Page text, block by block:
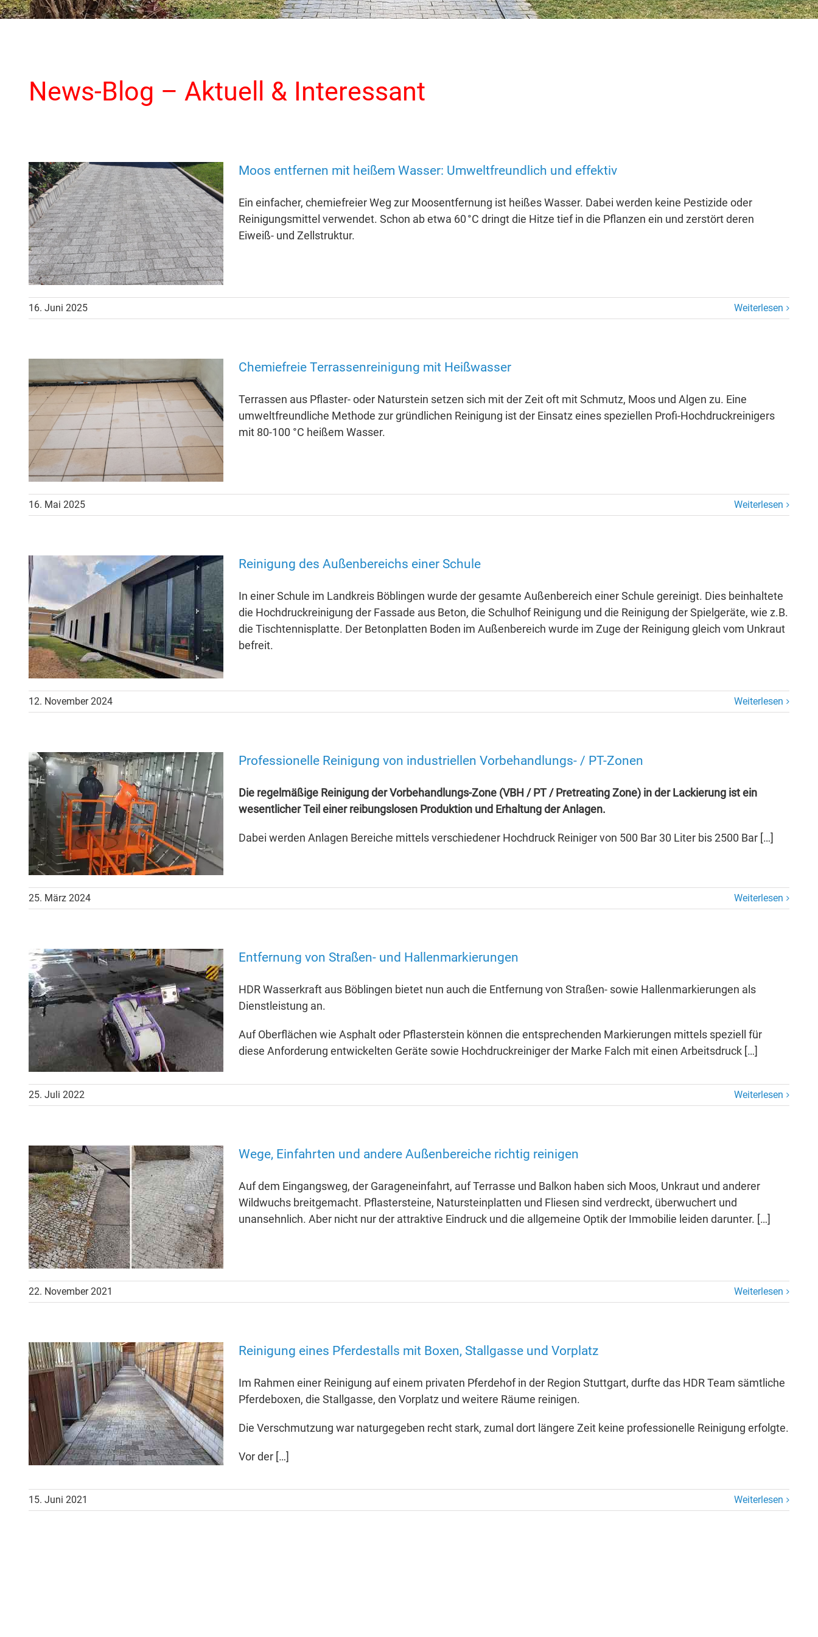
News-Blog – Aktuell & Interessant
Moos entfernen mit heißem Wasser: Umweltfreundlich und effektiv
Ein einfacher, chemiefreier Weg zur Moosentfernung ist heißes Wasser. Dabei werden keine Pestizide oder
Reinigungsmittel verwendet. Schon ab etwa 60 °C dringt die Hitze tief in die Pflanzen ein und zerstört deren
Eiweiß- und Zellstruktur.
16. Juni 2025 Weiterlesen
Chemiefreie Terrassenreinigung mit Heißwasser
Terrassen aus Pflaster- oder Naturstein setzen sich mit der Zeit oft mit Schmutz, Moos und Algen zu. Eine
umweltfreundliche Methode zur gründlichen Reinigung ist der Einsatz eines speziellen Profi-Hochdruckreinigers
mit 80-100 °C heißem Wasser.
16. Mai 2025 Weiterlesen
Reinigung des Außenbereichs einer Schule
In einer Schule im Landkreis Böblingen wurde der gesamte Außenbereich einer Schule gereinigt. Dies beinhaltete
die Hochdruckreinigung der Fassade aus Beton, die Schulhof Reinigung und die Reinigung der Spielgeräte, wie z.B.
die Tischtennisplatte. Der Betonplatten Boden im Außenbereich wurde im Zuge der Reinigung gleich vom Unkraut
befreit.
12. November 2024 Weiterlesen
Professionelle Reinigung von industriellen Vorbehandlungs- / PT-Zonen
Die regelmäßige Reinigung der Vorbehandlungs-Zone (VBH / PT / Pretreating Zone) in der Lackierung ist ein
wesentlicher Teil einer reibungslosen Produktion und Erhaltung der Anlagen.
Dabei werden Anlagen Bereiche mittels verschiedener Hochdruck Reiniger von 500 Bar 30 Liter bis 2500 Bar […]
25. März 2024 Weiterlesen
Entfernung von Straßen- und Hallenmarkierungen
HDR Wasserkraft aus Böblingen bietet nun auch die Entfernung von Straßen- sowie Hallenmarkierungen als
Dienstleistung an.
Auf Oberflächen wie Asphalt oder Pflasterstein können die entsprechenden Markierungen mittels speziell für
diese Anforderung entwickelten Geräte sowie Hochdruckreiniger der Marke Falch mit einen Arbeitsdruck […]
25. Juli 2022 Weiterlesen
Wege, Einfahrten und andere Außenbereiche richtig reinigen
Auf dem Eingangsweg, der Garageneinfahrt, auf Terrasse und Balkon haben sich Moos, Unkraut und anderer
Wildwuchs breitgemacht. Pflastersteine, Natursteinplatten und Fliesen sind verdreckt, überwuchert und
unansehnlich. Aber nicht nur der attraktive Eindruck und die allgemeine Optik der Immobilie leiden darunter. […]
22. November 2021 Weiterlesen
Reinigung eines Pferdestalls mit Boxen, Stallgasse und Vorplatz
Im Rahmen einer Reinigung auf einem privaten Pferdehof in der Region Stuttgart, durfte das HDR Team sämtliche
Pferdeboxen, die Stallgasse, den Vorplatz und weitere Räume reinigen.
Die Verschmutzung war naturgegeben recht stark, zumal dort längere Zeit keine professionelle Reinigung erfolgte.
Vor der […]
15. Juni 2021 Weiterlesen